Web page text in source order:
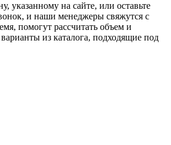
указанному на сайте, или оставьте
и наши менеджеры свяжутся с
помогут рассчитать объем и
из каталога, подходящие под